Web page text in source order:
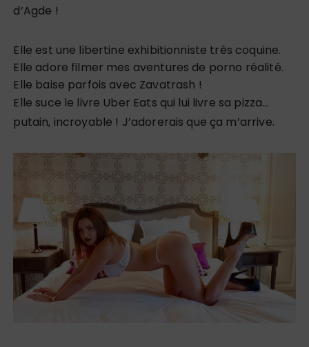
d’Agde !
Elle est une libertine exhibitionniste très coquine.
Elle adore filmer mes aventures de porno réalité.
Elle baise parfois avec Zavatrash !
Elle suce le livre Uber Eats qui lui livre sa pizza…
putain, incroyable ! J’adorerais que ça m’arrive.